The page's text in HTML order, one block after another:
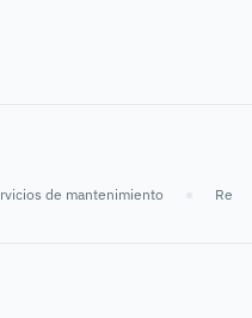
de mantenimiento